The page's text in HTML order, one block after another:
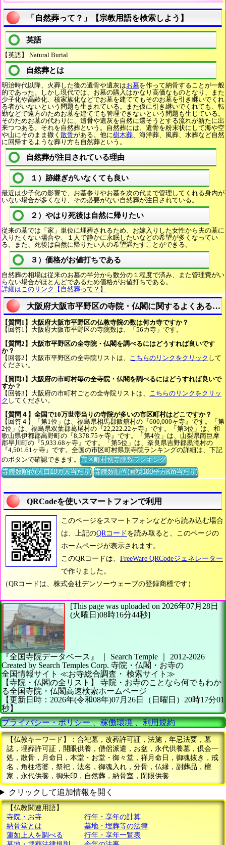
「自然葬って？」【宗教用語を検索しよう】
英語
【英語】 Natural Burial
自然葬とは
明治時代以降、火葬した後の遺骨や遺灰はお墓を作って納骨することが一般
的であった。しかし現代では、お墓の購入はかなり高価なものとなり、また
少子化や高齢化、核家族化などでお墓を建ててもそのお墓を引き継いでくれ
る者がいないという問題も生まれている。また仮に引き継いでくれても、転
勤などで遠方のためお墓を建てても管理できないという問題も生じている。
そのためお墓の代わりに、遺骨や遺灰を自然に還そうとする流れが新たに出
来つつある。それを自然葬という。自然葬には、遺骨を粉末状にして海や空
や山にそのまま撒く 散骨がある。他に樹木葬、海洋葬、風葬、水葬など自然
に回帰するような葬り方も自然葬という。
自然葬が注目されている理由
１）跡継ぎがいなくても良い
最近は少子化の影響で、お墓参りやお墓を次の代まで管理してくれる身内が
いない場合が多くなり、その必要がない自然葬が注目されている。
２）やはり死後は自然に帰りたい
従来の墓では「家」単位に埋葬されるため、お嫁入りした女性から夫の墓に
入りたくない場合や、１人で静かに永眠したいなどの希望が多くなってい
る。また、死後は自然に帰りたい人の希望満たすことができる。
３）価格がお値打ちである
自然葬の相場は従来のお墓の半分から数分の１程度で済み、また管理費がい
らない場合がほとんどであるため価格がお値打ちである。
詳細はこのリンク【自然葬って？】
大阪府大阪市平野区の寺院・仏閣に関するよくある質
【質問1】大阪府大阪市平野区の仏教寺院の数は何カ寺ですか？
【回答1】大阪府大阪市平野区の寺院数は、「56カ寺」です。
【質問2】大阪市平野区の全寺院・仏閣を調べるにはどうすれば良いです
か？
【回答2】大阪市平野区の全寺院リストは、 こちらのリンクをクリック して
ください。
【質問3】大阪府の市町村毎の全寺院・仏閣を調べるにはどうすれば良いで
すか？
【回答3】大阪府の市町村ごとの全寺院リストは、 こちらのリンクをクリッ
ク してください。
【質問４】全国で10万世帯当りの寺院が多いの市区町村はどこですか？
【回答４】「第1位」は、福島県相馬郡飯舘村の『600,000ヶ寺』です。「第
2位」は、福島県双葉郡葛尾村の『22,222.22ヶ寺』です。「第3位」は、和
歌山県伊都郡高野町の『8,378.75ヶ寺』です。「第4位」は、山梨県南巨摩
郡早川町の『5,933.68ヶ寺』です。「第5位」は、奈良県吉野郡黒滝村の
『4,501.61ヶ寺』です。全国の市区町村県別寺院ランキングの詳細は、下記
のボタンで確認できます。市区町村別寺院数ランキング
寺院数順位(人口10万人当たり) 寺院数順位(面積100平方Km当たり)
QRCodeを使いスマートフォンで利用
このページをスマートフォンなどから読み込む場合
は、上記のQRコード を読み取ると、このページの
ホームページが表示されます。
このQRコードは、 FreeWare QRCodeジェネレーター
で作りました。
（QRコードは、株式会社デンソーウェーブの登録商標です）
[This page was uploaded on 2026年07月28日
(火曜日)08時16分44秒]
『全国寺院データベース』 ｜ Search Temple
2012-2026
Created by Search Temples Corp. 寺院・仏閣・お寺の
全国情報サイト ≪お寺総合調査・ 検索サイト≫
【寺院・仏閣の全リスト】
寺院・お寺のことなら何でもわか
る全国寺院・仏閣高速検索ホームページ
【更新日時：2026年(令和08年)07月26日（日曜日）20時17分01
秒】
プライバシー・ポリシー、稼働環境、利用規約
【仏教キーワード】：合祀墓，改葬許可証，法施，年忌法要，墓
誌，埋葬許可証，開眼供養，僧侶派遣，お盆，永代供養墓，倶会一
処，散骨，月命日，本堂・お堂・御々堂，祥月命日，御魂抜き，戒
名，角柱塔婆，祭祀，法名，御魂入れ，分骨，仏縁，副葬品，檀
家，永代供養，御朱印，自然葬，納骨室，閉眼供養
クリックして追加情報を開く
【仏教関連用語】
寺院・お寺
行年・享年の計算
納骨堂とは
墓地・埋葬等の法律
蓮如上人を調べる
行年・享年一覧表